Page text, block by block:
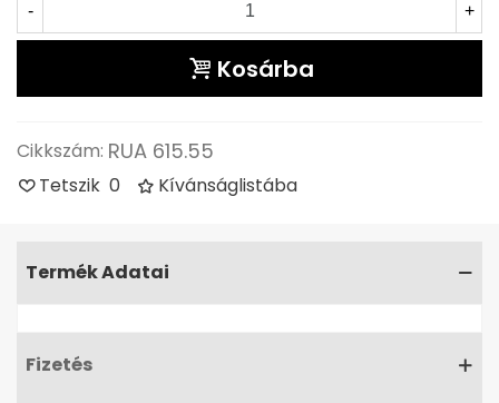
- +
Kosárba
Cikkszám: RUA 615.55
Tetszik 0 Kívánságlistába
Termék Adatai
Fizetés